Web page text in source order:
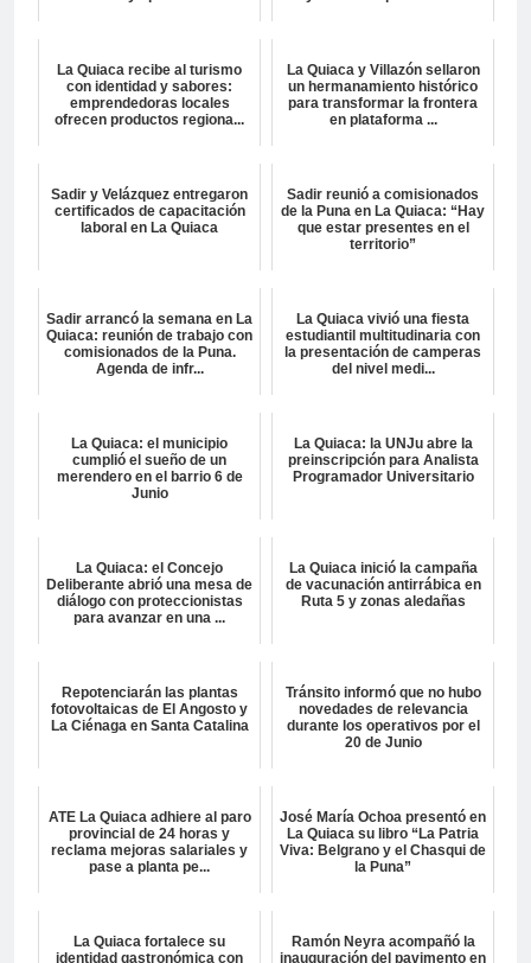
La Quiaca recibe al turismo
con identidad y sabores:
emprendedoras locales
ofrecen productos regiona...
La Quiaca y Villazón sellaron
un hermanamiento histórico
para transformar la frontera
en plataforma ...
Sadir y Velázquez entregaron
certificados de capacitación
laboral en La Quiaca
Sadir reunió a comisionados
de la Puna en La Quiaca: “Hay
que estar presentes en el
territorio”
Sadir arrancó la semana en La
Quiaca: reunión de trabajo con
comisionados de la Puna.
Agenda de infr...
La Quiaca vivió una fiesta
estudiantil multitudinaria con
la presentación de camperas
del nivel medi...
La Quiaca: el municipio
cumplió el sueño de un
merendero en el barrio 6 de
Junio
La Quiaca: la UNJu abre la
preinscripción para Analista
Programador Universitario
La Quiaca: el Concejo
Deliberante abrió una mesa de
diálogo con proteccionistas
para avanzar en una ...
La Quiaca inició la campaña
de vacunación antirrábica en
Ruta 5 y zonas aledañas
Repotenciarán las plantas
fotovoltaicas de El Angosto y
La Ciénaga en Santa Catalina
Tránsito informó que no hubo
novedades de relevancia
durante los operativos por el
20 de Junio
ATE La Quiaca adhiere al paro
provincial de 24 horas y
reclama mejoras salariales y
pase a planta pe...
José María Ochoa presentó en
La Quiaca su libro “La Patria
Viva: Belgrano y el Chasqui de
la Puna”
La Quiaca fortalece su
identidad gastronómica con
Ramón Neyra acompañó la
inauguración del pavimento en